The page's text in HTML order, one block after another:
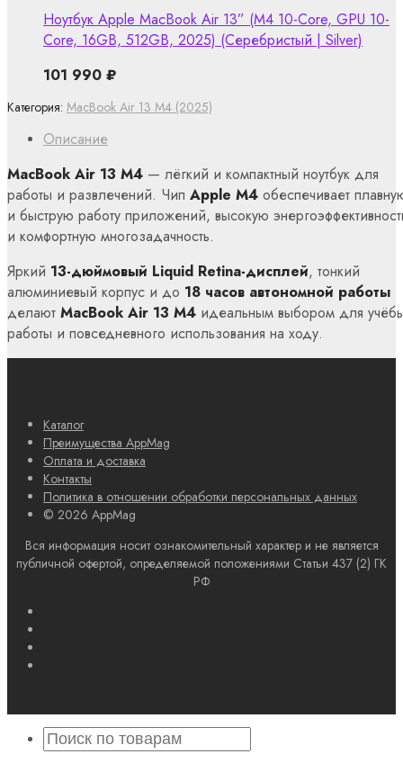
Описание
MacBook Air 13 M4 — лёгкий и компактный ноутбук для
работы и развлечений. Чип Apple M4 обеспечивает
и быструю работу приложений, высокую
и комфортную многозадачность.
Яркий 13-дюймовый Liquid Retina-дисплей, тонкий
алюминиевый корпус и до 18 часов автономной работы
делают MacBook Air 13 M4 идеальным выбором для
работы и повседневного использования на ходу.
Категория: MacBook Air 13 M4 (2025)
Ноутбук Apple MacBook Air 13” (M4 10-Core, GPU 10-
Core, 16GB, 512GB, 2025) (Серебристый | Silver)
101 990 ₽
Каталог
Преимущества AppMag
Оплата и доставка
Контакты
Политика в отношении обработки персональных данных
© 2026 AppMag
Вся информация носит ознакомительный характер и не является
публичной офертой, определяемой положениями Статьи 437 (2) ГК
РФ